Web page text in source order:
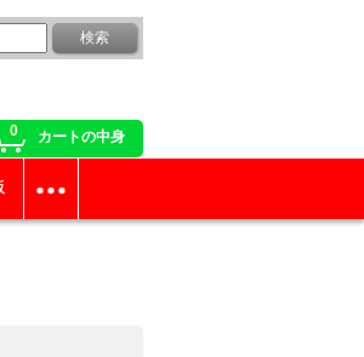
0 カートの中身